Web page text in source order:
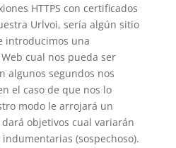
HTTPS con certificados
Urlvoi, serí­a algún sitio
introducimos una
cual nos pueda ser
algunos segundos nos
el caso de que nos lo
modo le arrojará un
objetivos cual variarán
(sospechoso).